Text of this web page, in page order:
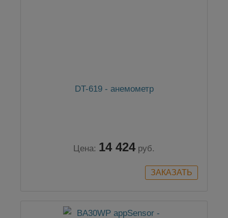
DT-619 - анемометр
Цена: 14 424 руб.